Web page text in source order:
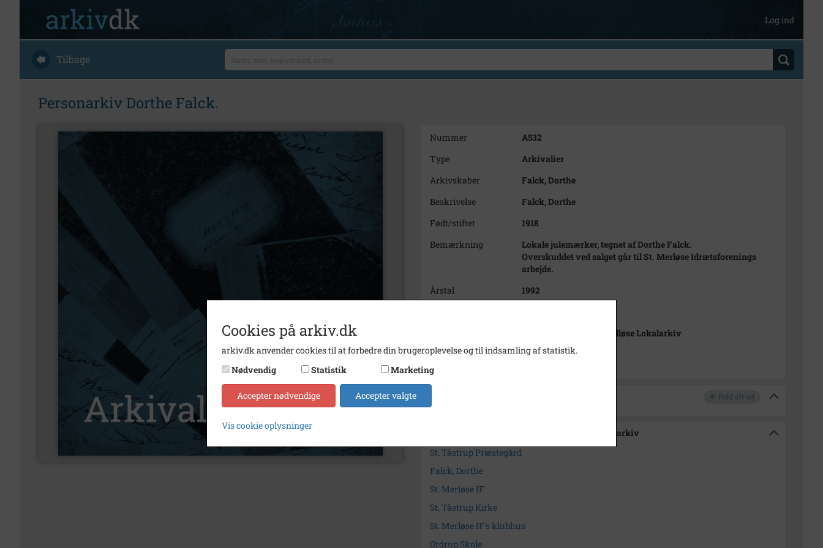
Log ind
Tilbage
Personarkiv Dorthe Falck.
Nummer
A532
Type
Arkivalier
Arkivskaber
Falck, Dorthe
Beskrivelse
Falck, Dorthe
Født/stiftet
1918
Bemærkning
Lokale julemærker, tegnet af Dorthe Falck.
Overskuddet ved salget går til St. Merløse Idrætsforenings
arbejde.
Årstal
1992
Holbæk-Arkiverne / Tølløse Lokalarkiv
Fold alt ud
Søg videre i Holbæk-Arkiverne / Tølløse Lokalarkiv
St. Tåstrup Præstegård
Falck, Dorthe
St. Merløse IF
St. Tåstrup Kirke
St. Merløse IF's klubhus
Ordrup Skole
Cookies på arkiv.dk
arkiv.dk anvender cookies til at forbedre din brugeroplevelse og til indsamling af statistik.
Nødvendig
Statistik Marketing
Accepter nødvendige Accepter valgte
Vis cookie oplysninger